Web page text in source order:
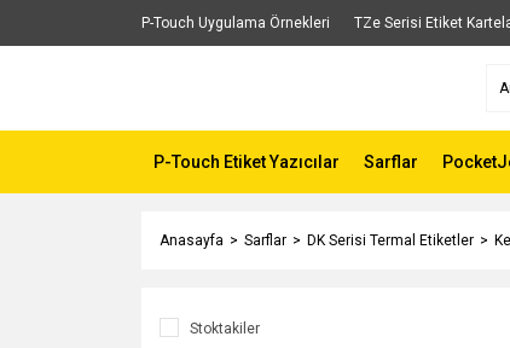
P-Touch Uygulama Örnekleri TZe Serisi Etiket
P-Touch Etiket Yazıcılar Sarflar
Anasayfa Sarflar DK Serisi Termal Etiketler
Stoktakiler